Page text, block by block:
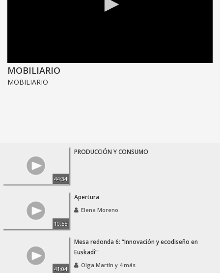
0
seconds
of
MOBILIARIO
MOBILIARIO
44:34
PRODUCCIÓN Y CONSUMO
10:55
Apertura
Elena Moreno
41:04
Mesa redonda 6: “Innovación y ecodiseño en
Euskadi”
Olga Martín y 4 más